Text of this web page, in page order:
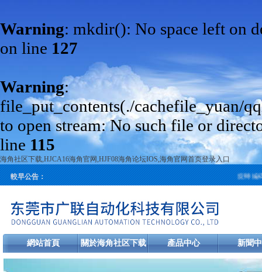
Warning: mkdir(): No space left on
on line 127
Warning:
file_put_contents(./cachefile_yuan/
to open stream: No such file or
line 115
海角社区下载,HJCA16海角官网,HJF08海角论坛IOS,海角官网首页登录入口
較早公告： 旋轉編碼器
網站首頁 關於海角社区下载 產品中心 新聞